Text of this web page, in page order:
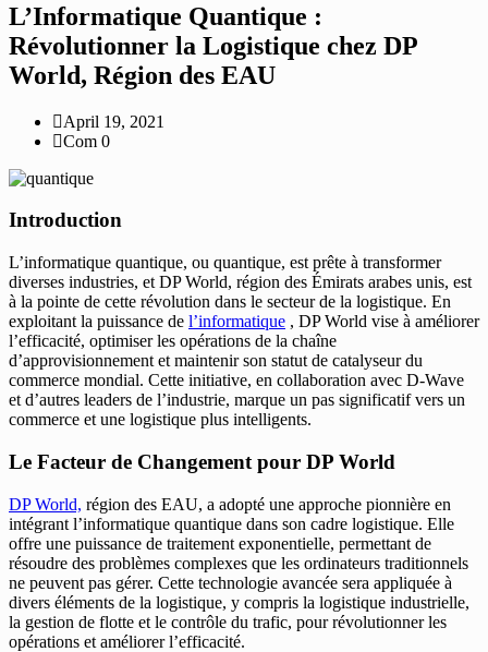
L’Informatique Quantique :
Révolutionner la Logistique chez DP
World, Région des EAU
April 19, 2021
Com 0
Introduction
L’informatique quantique, ou quantique, est prête à transformer
diverses industries, et DP World, région des Émirats arabes unis, est
à la pointe de cette révolution dans le secteur de la logistique. En
exploitant la puissance de l’informatique , DP World vise à améliorer
l’efficacité, optimiser les opérations de la chaîne
d’approvisionnement et maintenir son statut de catalyseur du
commerce mondial. Cette initiative, en collaboration avec D-Wave
et d’autres leaders de l’industrie, marque un pas significatif vers un
commerce et une logistique plus intelligents.
Le Facteur de Changement pour DP World
DP World, région des EAU, a adopté une approche pionnière en
intégrant l’informatique quantique dans son cadre logistique. Elle
offre une puissance de traitement exponentielle, permettant de
résoudre des problèmes complexes que les ordinateurs traditionnels
ne peuvent pas gérer. Cette technologie avancée sera appliquée à
divers éléments de la logistique, y compris la logistique industrielle,
la gestion de flotte et le contrôle du trafic, pour révolutionner les
opérations et améliorer l’efficacité.